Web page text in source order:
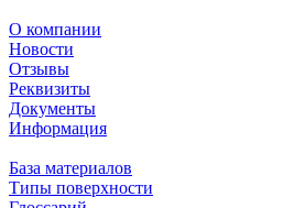
О компании
Новости
Отзывы
Реквизиты
Документы
Информация
База материалов
Типы поверхности